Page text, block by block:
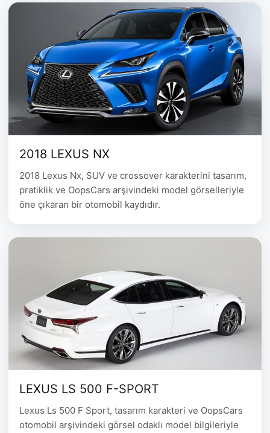
2018 LEXUS NX
2018 Lexus Nx, SUV ve crossover karakterini tasarım,
pratiklik ve OopsCars arşivindeki model görselleriyle
öne çıkaran bir otomobil kaydıdır.
LEXUS LS 500 F-SPORT
Lexus Ls 500 F Sport, tasarım karakteri ve OopsCars
otomobil arşivindeki görsel odaklı model bilgileriyle